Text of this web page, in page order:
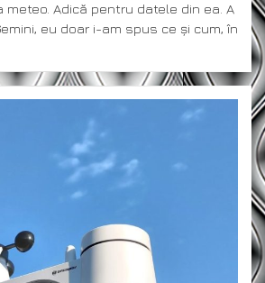
meteo. Adică pentru datele din ea. A
eu doar i-am spus ce și cum, în